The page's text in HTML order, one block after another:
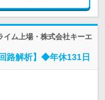
イム上場・株式会社キーエ
路解析】◆年休131日